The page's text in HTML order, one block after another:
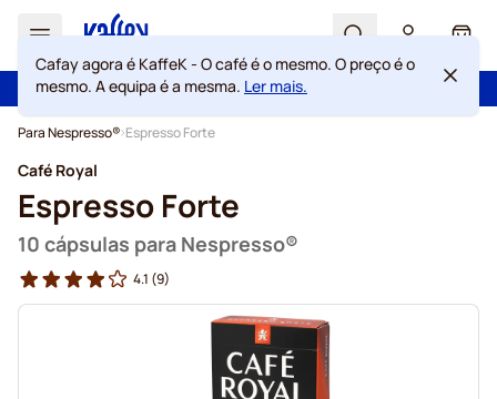
Ir para o Conteúdo
Search Cart
Portes grátis acima de 49 €
100 dias de direito de rescisão
Cafay agora é KaffeK - O café é o mesmo. O preço é o
mesmo. A equipa é a mesma. Ler mais.
Para Nespresso® Espresso Forte
Café Royal
Espresso Forte
10 cápsulas para Nespresso®
4.1 (9)